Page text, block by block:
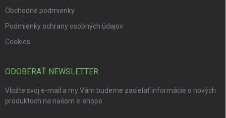
Obchodné podmienky
Podmienky ochrany osobných údajov
Cookies
ODOBERAŤ NEWSLETTER
Vložte svoj e-mail a my Vám budeme zasielať informácie o nových
produktoch na našom e-shope.